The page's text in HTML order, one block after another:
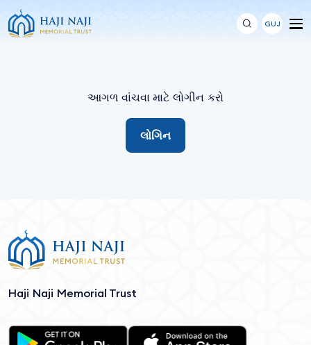
GUJ
આગળ વાંચવા માટે લોગીન કરો
લોગિન
Haji Naji Memorial Trust